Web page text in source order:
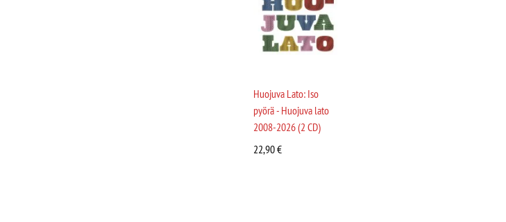
Huojuva Lato: Iso
pyörä - Huojuva lato
2008-2026 (2 CD)
22,90€